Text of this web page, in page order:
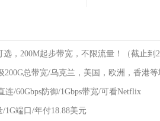
，200M起步带宽，不限流量！（截止到
200G总带宽/乌克兰，美国，欧洲，香港等
连/60Gbps防御/1Gbps带宽/可看Netflix
1G端口/年付18.88美元